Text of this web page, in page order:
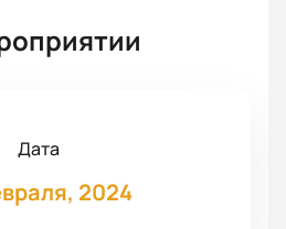
Дата
2024